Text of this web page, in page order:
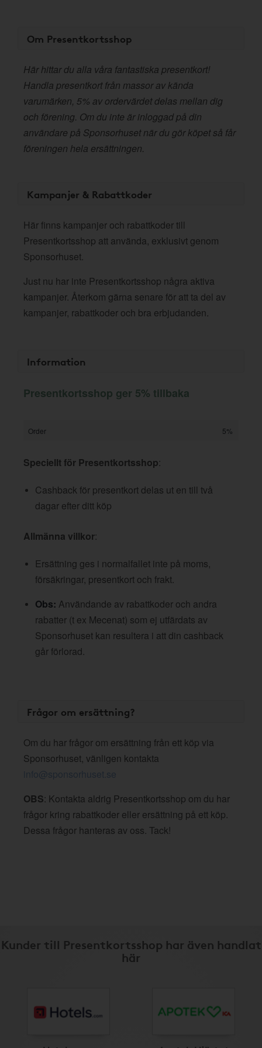
Om Presentkortsshop
Här hittar du alla våra fantastiska presentkort!
Handla presentkort från massor av kända
varumärken, 5% av ordervärdet delas mellan dig
och förening. Om du inte är inloggad på din
användare på Sponsorhuset när du gör köpet så får
föreningen hela ersättningen.
Kampanjer & Rabattkoder
Här finns kampanjer och rabattkoder till
Presentkortsshop att använda, exklusivt genom
Sponsorhuset.
Just nu har inte Presentkortsshop några aktiva
kampanjer. Återkom gärna senare för att ta del av
kampanjer, rabattkoder och bra erbjudanden.
Information
Presentkortsshop ger 5% tillbaka
Order 5%
Speciellt för Presentkortsshop:
Cashback för presentkort delas ut en till två
dagar efter ditt köp
Allmänna villkor:
Ersättning ges i normalfallet inte på moms,
försäkringar, presentkort och frakt.
Obs: Användande av rabattkoder och andra
rabatter (t ex Mecenat) som ej utfärdats av
Sponsorhuset kan resultera i att din cashback
går förlorad.
Frågor om ersättning?
Om du har frågor om ersättning från ett köp via
Sponsorhuset, vänligen kontakta
info@sponsorhuset.se
OBS: Kontakta aldrig Presentkortsshop om du har
frågor kring rabattkoder eller ersättning på ett köp.
Dessa frågor hanteras av oss. Tack!
Kunder till Presentkortsshop har även handlat
här